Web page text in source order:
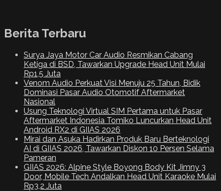
Berita Terbaru
Surya Jaya Motor Car Audio Resmikan Cabang
Ketiga di BSD, Tawarkan Upgrade Head Unit Mulai
Rp1,5 Juta
Venom Audio Perkuat Visi Menuju 25 Tahun, Bidik
Dominasi Pasar Audio Otomotif Aftermarket
Nasional
Usung Teknologi Virtual SIM Pertama untuk Pasar
Aftermarket Indonesia Tomiko Luncurkan Head Unit
Android RX2 di GIIAS 2026
Mirai dan Asuka Hadirkan Produk Baru Berteknologi
AI di GIIAS 2026, Tawarkan Diskon 10 Persen Selama
Pameran
GIIAS 2026: Alpine Style Boyong Body Kit Jimny 3
Door, Mobile Tech Andalkan Head Unit Karaoke Mulai
Rp3,2 Juta